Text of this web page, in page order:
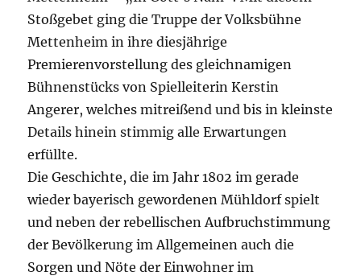
Stoßgebet ging die Truppe der Volksbühne
Mettenheim in ihre diesjährige
Premierenvorstellung des gleichnamigen
Bühnenstücks von Spielleiterin Kerstin
Angerer, welches mitreißend und bis in kleinste
Details hinein stimmig alle Erwartungen
erfüllte.
Die Geschichte, die im Jahr 1802 im gerade
wieder bayerisch gewordenen Mühldorf spielt
und neben der rebellischen Aufbruchstimmung
der Bevölkerung im Allgemeinen auch die
Sorgen und Nöte der Einwohner im